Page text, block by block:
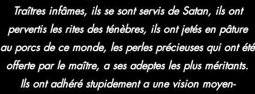
Traîtres infâmes, ils se sont servis de Satan, ils ont
pervertis les rites des ténèbres, ils ont jetés en pâture
au porcs de ce monde, les perles précieuses qui ont été
offerte par le maître, a ses adeptes les plus méritants.
Ils ont adhéré stupidement a une vision moyen-